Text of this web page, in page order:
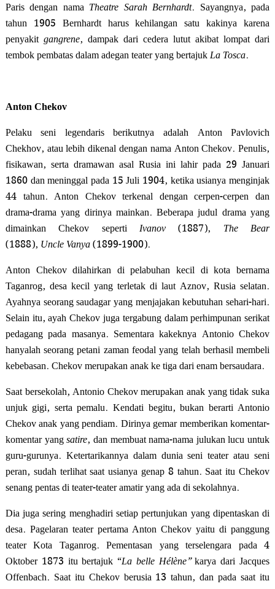
Paris dengan nama Theatre Sarah Bernhardt. Sayangnya, pada
tahun 1905 Bernhardt harus kehilangan satu kakinya karena
penyakit gangrene, dampak dari cedera lutut akibat lompat dari
tembok pembatas dalam adegan teater yang bertajukLa Tosca.
Anton Chekov
Pelaku seni legendaris berikutnya adalah Anton Pavlovich
Chekhov, atau lebih dikenal dengan nama Anton Chekov. Penulis,
fisikawan, serta dramawan asal Rusia ini lahir pada 29 Januari
1860 dan meninggal pada 15 Juli 1904, ketika usianya menginjak
44 tahun. Anton Chekov terkenal dengan cerpen-cerpen dan
drama-drama yang dirinya mainkan. Beberapa judul drama yang
dimainkan Chekov seperti Ivanov (1887), The Bear
(1888), Uncle Vanya(1899-1900).
Anton Chekov dilahirkan di pelabuhan kecil di kota bernama
Taganrog, desa kecil yang terletak di laut Aznov, Rusia selatan.
Ayahnya seorang saudagar yang menjajakan kebutuhan sehari-hari.
Selain itu, ayah Chekov juga tergabung dalam perhimpunan serikat
pedagang pada masanya. Sementara kakeknya Antonio Chekov
hanyalah seorang petani zaman feodal yang telah berhasil membeli
kebebasan. Chekov merupakan anak ke tiga dari enam bersaudara.
Saat bersekolah, Antonio Chekov merupakan anak yang tidak suka
unjuk gigi, serta pemalu. Kendati begitu, bukan berarti Antonio
Chekov anak yang pendiam. Dirinya gemar memberikan komentar-
komentar yangsatire, dan membuat nama-nama julukan lucu untuk
guru-gurunya. Ketertarikannya dalam dunia seni teater atau seni
peran, sudah terlihat saat usianya genap 8 tahun. Saat itu Chekov
senang pentas di teater-teater amatir yang ada di sekolahnya.
Dia juga sering menghadiri setiap pertunjukan yang dipentaskan di
desa. Pagelaran teater pertama Anton Chekov yaitu di panggung
teater Kota Taganrog. Pementasan yang terselengara pada 4
Oktober 1873 itu bertajuk “La belle Hélène”karya dari Jacques
Offenbach. Saat itu Chekov berusia 13 tahun, dan pada saat itu